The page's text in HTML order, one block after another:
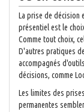
La prise de décision
présentiel est le
Comme tout choix,
D'autres pratiques
accompagnés
décisions, comme
Les limites des
permanentes